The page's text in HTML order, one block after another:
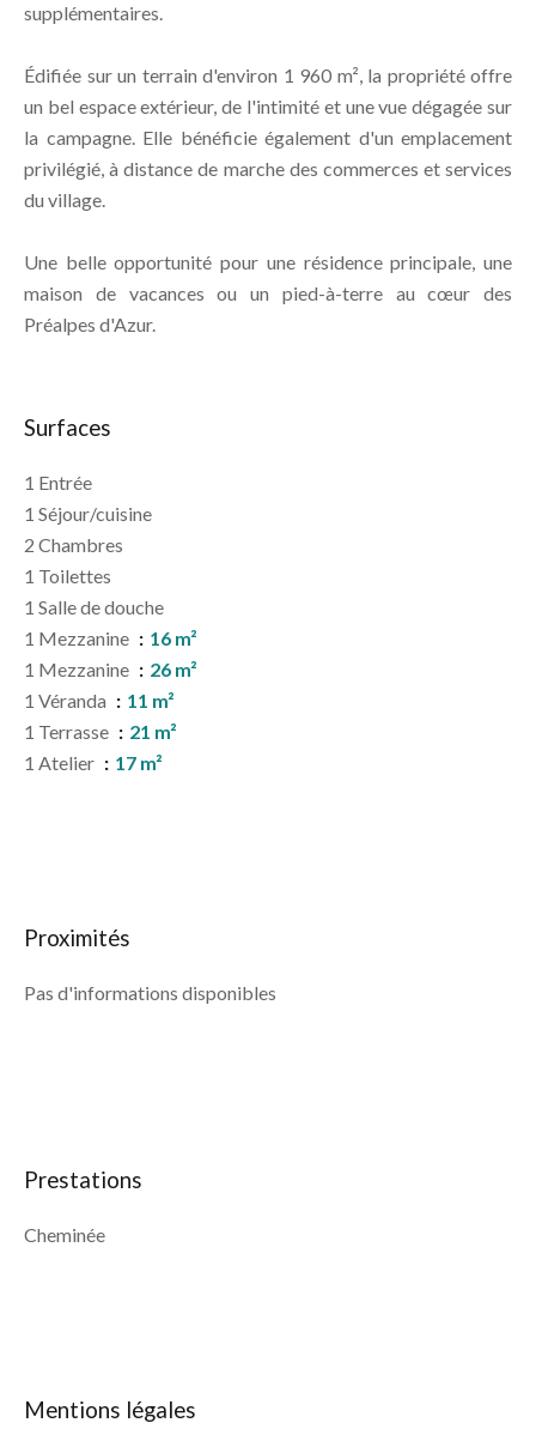
supplémentaires.
Édifiée sur un terrain d'environ 1 960 m², la propriété offre
un bel espace extérieur, de l'intimité et une vue dégagée sur
la campagne. Elle bénéficie également d'un emplacement
privilégié, à distance de marche des commerces et services
du village.
Une belle opportunité pour une résidence principale, une
maison de vacances ou un pied-à-terre au cœur des
Préalpes d'Azur.
Surfaces
1 Entrée
1 Séjour/cuisine
2 Chambres
1 Toilettes
1 Salle de douche
1 Mezzanine
16 m²
1 Mezzanine
26 m²
1 Véranda
11 m²
1 Terrasse
21 m²
1 Atelier
17 m²
Proximités
Pas d'informations disponibles
Prestations
Cheminée
Mentions légales